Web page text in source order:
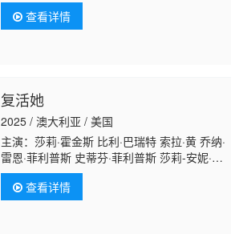
查看详情
复活她
2025 / 澳大利亚 / 美国
主演：莎莉·霍金斯 比利·巴瑞特 索拉·黄 乔纳·
雷恩·菲利普斯 史蒂芬·菲利普斯 莎莉-安妮·厄
普顿 米莎·海伍德 凯瑟琳·亚当斯 布莱恩·戈弗
雷 布兰登·贝肯 奥尔加·米勒 妮可·蒂尔勒 弗朗
切斯·凯撒 艾莎·欧康奈尔 阿丽安妮·罗斯 阿穆
查看详情